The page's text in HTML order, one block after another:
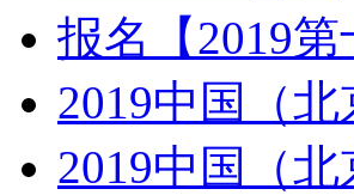
报名【2019
2019中国（
2019中国（